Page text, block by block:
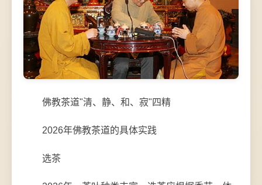
佛教茶道"清、静、和、寂"四精
2026年佛教茶道的具体实践
选茶